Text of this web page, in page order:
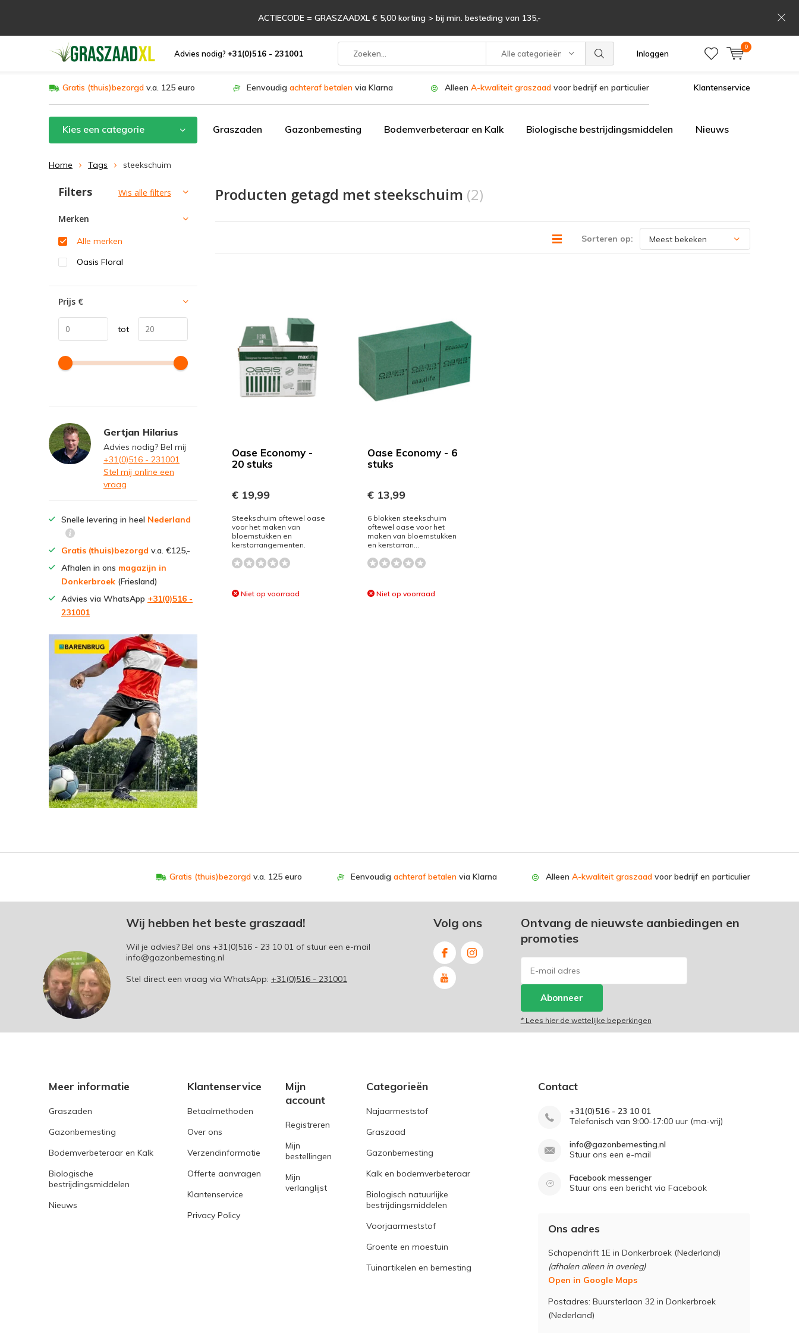
Advies nodig? +31(0)516 - 231001 Alle categorieën Inloggen
0
ACTIECODE = GRASZAADXL € 5,00 korting > bij min. besteding van 135,-
Gratis (thuis)bezorgd v.a. 125 euro Eenvoudig achteraf betalen via Klarna Alleen A-kwaliteit graszaad voor bedrijf en particulier Klantenservice
Kies een categorie Graszaden Gazonbemesting Bodemverbeteraar en Kalk Biologische bestrijdingsmiddelen Nieuws
Home Tags steekschuim
Producten getagd met steekschuim (2)
Sorteren op:
Oase Economy -
20 stuks
€ 19,99
Steekschuim oftewel oase
voor het maken van
bloemstukken en
kerstarrangementen.
Niet op voorraad
Oase Economy - 6
stuks
€ 13,99
6 blokken steekschuim
oftewel oase voor het
maken van bloemstukken
en kerstarran...
Niet op voorraad
Sorteren op:
Filters Wis alle filters
Merken
Alle merken
Oasis Floral
Prijs €
tot
Gertjan Hilarius
Advies nodig? Bel mij
+31(0)516 - 231001
Stel mij online een
vraag
Snelle levering in heel Nederland
Gratis (thuis)bezorgd v.a. €125,-
Afhalen in ons magazijn in
Donkerbroek (Friesland)
Advies via WhatsApp +31(0)516 -
231001
Gratis (thuis)bezorgd v.a. 125 euro Eenvoudig achteraf betalen via Klarna Alleen A-kwaliteit graszaad voor bedrijf en particulier
Wij hebben het beste graszaad!
Wil je advies? Bel ons +31(0)516 - 23 10 01 of stuur een e-mail
info@gazonbemesting.nl
Stel direct een vraag via WhatsApp: +31(0)516 - 231001
Volg ons
Ontvang de nieuwste aanbiedingen en
promoties
Abonneer
* Lees hier de wettelijke beperkingen
Meer informatie
Graszaden
Gazonbemesting
Bodemverbeteraar en Kalk
Biologische
bestrijdingsmiddelen
Nieuws
Klantenservice
Betaalmethoden
Over ons
Verzendinformatie
Offerte aanvragen
Klantenservice
Privacy Policy
Mijn
account
Registreren
Mijn
bestellingen
Mijn
verlanglijst
Categorieën
Najaarmeststof
Graszaad
Gazonbemesting
Kalk en bodemverbeteraar
Biologisch natuurlijke
bestrijdingsmiddelen
Voorjaarmeststof
Groente en moestuin
Tuinartikelen en bemesting
Contact
+31(0)516 - 23 10 01
Telefonisch van 9:00-17:00 uur (ma-vrij)
info@gazonbemesting.nl
Stuur ons een e-mail
Facebook messenger
Stuur ons een bericht via Facebook
Ons adres
Schapendrift 1E in Donkerbroek (Nederland)
(afhalen alleen in overleg)
Open in Google Maps
Postadres: Buursterlaan 32 in Donkerbroek
(Nederland)